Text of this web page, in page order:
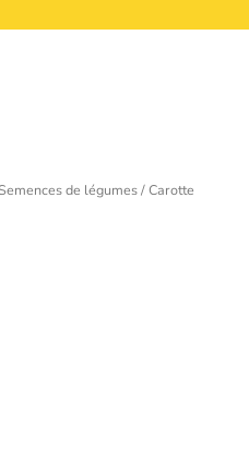
de légumes/ Carotte